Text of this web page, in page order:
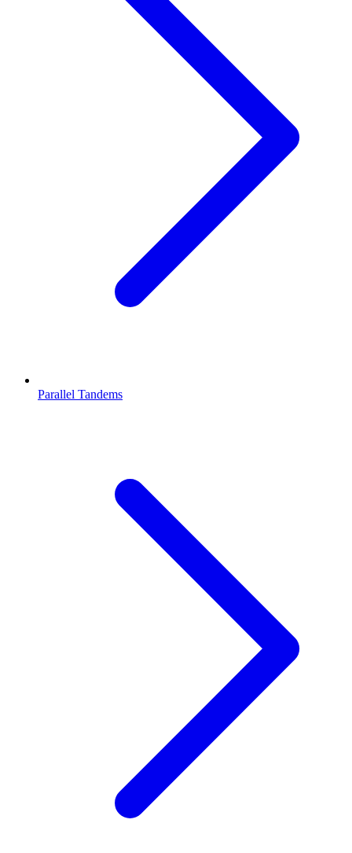
Parallel Tandems